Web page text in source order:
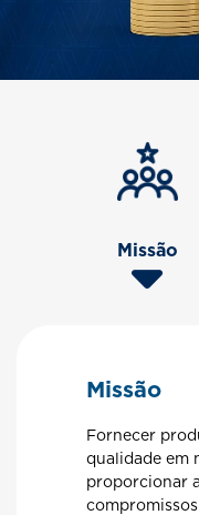
Missão
Missão
Fornecer
qualidade em
proporcionar